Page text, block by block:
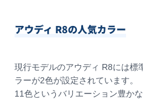
アウディ R8の人気カラー
現行モデルのアウディ R8には標
ラーが2色が設定されています。
11色というバリエーション豊か